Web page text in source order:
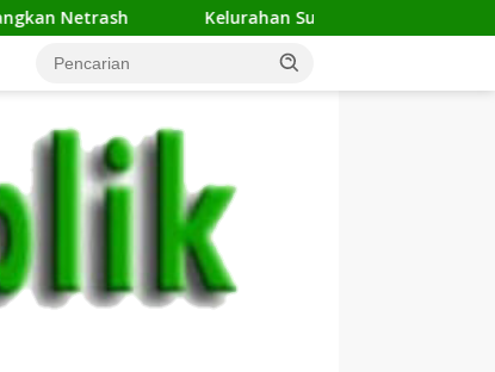
Kelurahan Sukamaju Gelar Jumat Bersih di RW